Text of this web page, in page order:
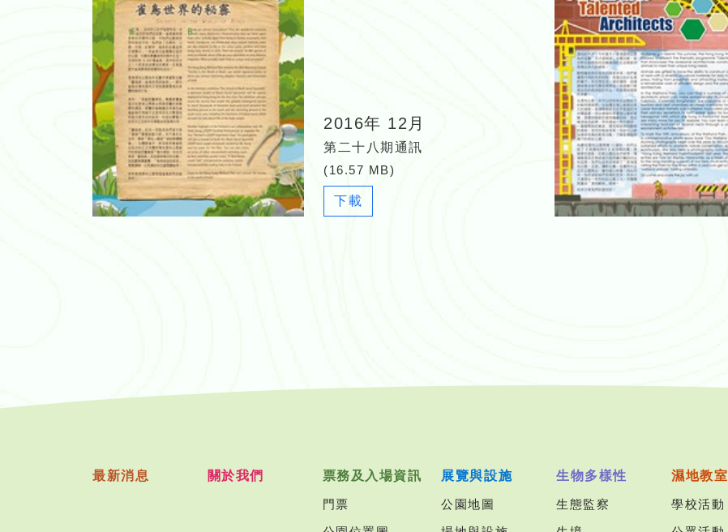
2016年 12月
第二十八期通訊
(16.57 MB)
下載 Newsletter_28_2016_12.pdf
最新消息 關於我們 票務及入場資訊
門票
展覽與設施
公園地圖
生物多樣性
生態監察
濕地教室
學校活動